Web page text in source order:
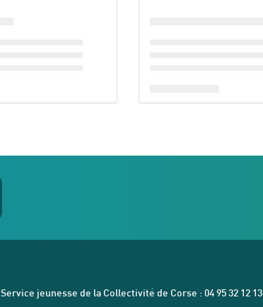
Service jeunesse de la Collectivité de Corse : 04 95 32 12 13